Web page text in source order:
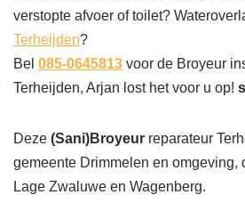
verstopte afvoer of toilet?
Terheijden?
Bel 085-0645813 voor de Broyeur
Terheijden, Arjan lost het voor u op!
Deze (Sani)Broyeur reparateur
gemeente Drimmelen en omgeving,
Lage Zwaluwe en Wagenberg.